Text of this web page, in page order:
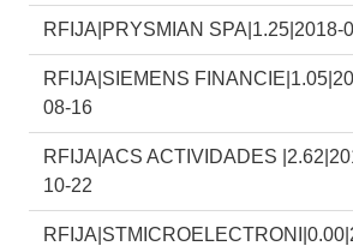
RFIJA|PRYSMIAN SPA|1.25|2018-
RFIJA|SIEMENS
08-16
RFIJA|ACS ACTIVIDADES
10-22